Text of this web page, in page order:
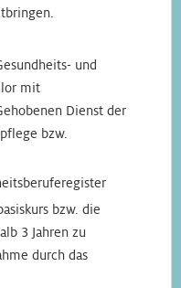
und
mit
Dienst der
bzw.
bzw. die
3 Jahren zu
durch das